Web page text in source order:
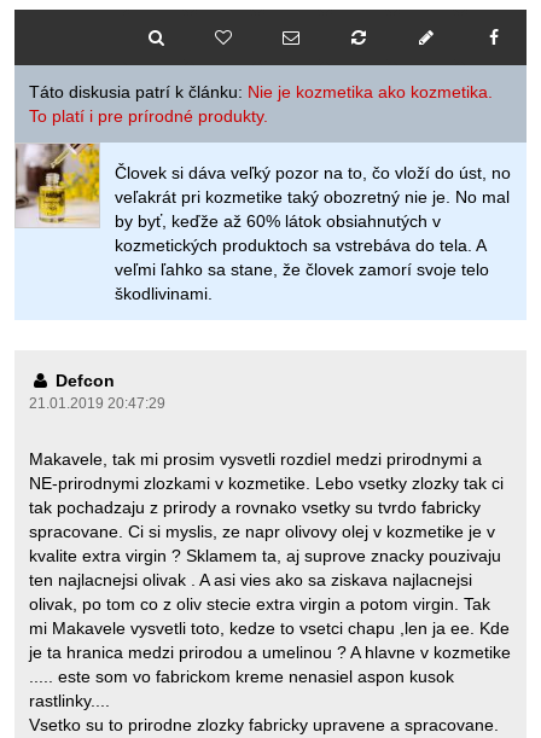
Táto diskusia patrí k článku: Nie je kozmetika ako kozmetika.
To platí i pre prírodné produkty.
Človek si dáva veľký pozor na to, čo vloží do úst, no
veľakrát pri kozmetike taký obozretný nie je. No mal
by byť, keďže až 60% látok obsiahnutých v
kozmetických produktoch sa vstrebáva do tela. A
veľmi ľahko sa stane, že človek zamorí svoje telo
škodlivinami.
Defcon
21.01.2019 20:47:29
Makavele, tak mi prosim vysvetli rozdiel medzi prirodnymi a
NE-prirodnymi zlozkami v kozmetike. Lebo vsetky zlozky tak ci
tak pochadzaju z prirody a rovnako vsetky su tvrdo fabricky
spracovane. Ci si myslis, ze napr olivovy olej v kozmetike je v
kvalite extra virgin ? Sklamem ta, aj suprove znacky pouzivaju
ten najlacnejsi olivak . A asi vies ako sa ziskava najlacnejsi
olivak, po tom co z oliv stecie extra virgin a potom virgin. Tak
mi Makavele vysvetli toto, kedze to vsetci chapu ,len ja ee. Kde
je ta hranica medzi prirodou a umelinou ? A hlavne v kozmetike
..... este som vo fabrickom kreme nenasiel aspon kusok
rastlinky....
Vsetko su to prirodne zlozky fabricky upravene a spracovane.